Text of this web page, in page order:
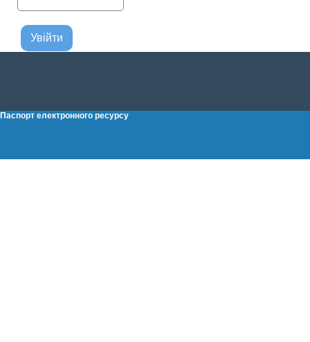
Паспорт електронного ресурсу